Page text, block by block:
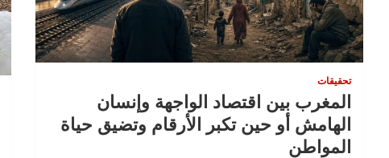
تحقيقات
المغرب بين اقتصاد الواجهة وإنسان
الهامش أو حين تكبر الأرقام وتضيق حياة
المواطن